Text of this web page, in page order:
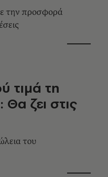
την προσφορά
τιμά τη
ζει στις
του